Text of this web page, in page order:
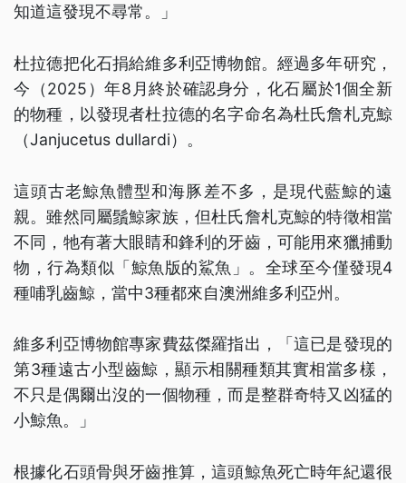
知道這發現不尋常。」
杜拉德把化石捐給維多利亞博物館。經過多年研究，
今（2025）年8月終於確認身分，化石屬於1個全新
的物種，以發現者杜拉德的名字命名為杜氏詹札克鯨
（Janjucetus dullardi）。
這頭古老鯨魚體型和海豚差不多，是現代藍鯨的遠
親。雖然同屬鬚鯨家族，但杜氏詹札克鯨的特徵相當
不同，牠有著大眼睛和鋒利的牙齒，可能用來獵捕動
物，行為類似「鯨魚版的鯊魚」。全球至今僅發現4
種哺乳齒鯨，當中3種都來自澳洲維多利亞州。
維多利亞博物館專家費茲傑羅指出，「這已是發現的
第3種遠古小型齒鯨，顯示相關種類其實相當多樣，
不只是偶爾出沒的一個物種，而是整群奇特又凶猛的
小鯨魚。」
根據化石頭骨與牙齒推算，這頭鯨魚死亡時年紀還很